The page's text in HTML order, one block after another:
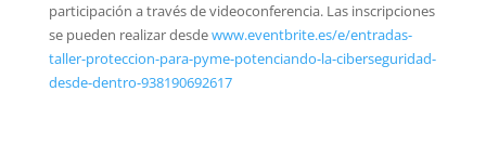
participación a través de videoconferencia. Las inscripciones
se pueden realizar desdewww.eventbrite.es/e/entradas-
taller-proteccion-para-pyme-potenciando-la-ciberseguridad-
desde-dentro-938190692617